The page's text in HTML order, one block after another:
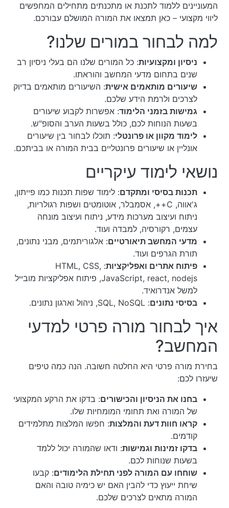
המעוניינים ללמוד לתכנת או מתכנתים מתחילים המחפשים
ליווי מקצועי – כאן תמצאו את המורה המושלם עבורכם.
למה לבחור במורים שלנו?
ניסיון ומקצועיות: כל המורים שלנו הם בעלי ניסיון רב
שנים בתחום מדעי המחשב והוראתו.
שיעורים מותאמים אישית: השיעורים מותאמים בדיוק
לצרכים ולרמת הידע שלכם.
גמישות בזמני הלימוד: אפשרות לקבוע שיעורים
בשעות הנוחות לכם, כולל בשעות הערב והסופ"ש.
לימוד מקוון או פרונטלי: תוכלו לבחור בין שיעורים
אונליין או שיעורים פרונטליים בבית המורה או בביתכם.
נושאי לימוד עיקריים
תכנות בסיסי ומתקדם: לימוד שפות תכנות כמו פייתון,
ג'אווה, C++, אסמבלר, אוטומטים ושפות רגולריות,
ניתוח ועיצוב מערכות מידע, ניתוח ועיצוב מונחה
עצמים, רקורסיה, למבדה ועוד.
מדעי המחשב תיאורטיים: אלגוריתמים, מבני נתונים,
תורת הגרפים ועוד.
פיתוח אתרים ואפליקציות : HTML, CSS,
JavaScript, react, nodejs, פיתוח אפליקציות מובייל
למשל אנדרואיד.
בסיסי נתונים: SQL, NoSQL, ניהול וארגון נתונים.
איך לבחור מורה פרטי למדעי
המחשב?
בחירת מורה פרטי היא החלטה חשובה. הנה כמה טיפים
שיעזרו לכם:
בחנו את הניסיון והכישורים: בדקו את הרקע המקצועי
של המורה ואת תחומי המומחיות שלו.
קראו חוות דעת והמלצות: חפשו המלצות מתלמידים
קודמים.
בדקו זמינות וגמישות: ודאו שהמורה יכול ללמד
בשעות שנוחות לכם.
שוחחו עם המורה לפני תחילת הלימודים: קבעו
שיחת ייעוץ כדי להבין האם יש כימיה טובה והאם
המורה מתאים לצרכים שלכם.